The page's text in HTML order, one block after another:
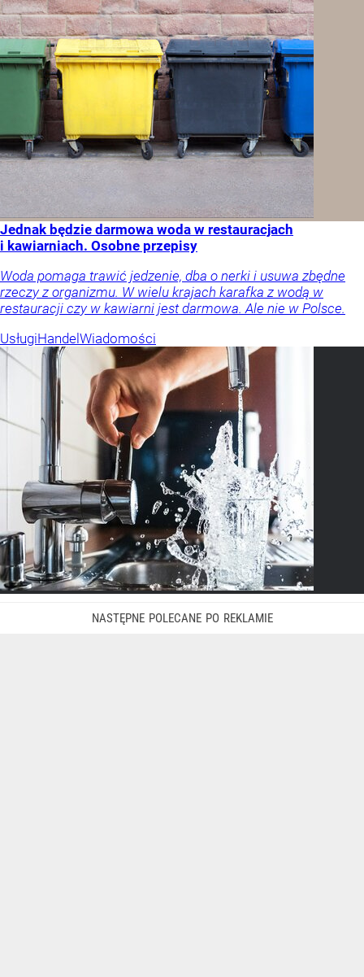
Jednak będzie darmowa woda w restauracjach
i kawiarniach. Osobne przepisy
Woda pomaga trawić jedzenie, dba o nerki i usuwa zbędne
rzeczy z organizmu. W wielu krajach karafka z wodą w
restauracji czy w kawiarni jest darmowa. Ale nie w Polsce.
UsługiHandel Wiadomości